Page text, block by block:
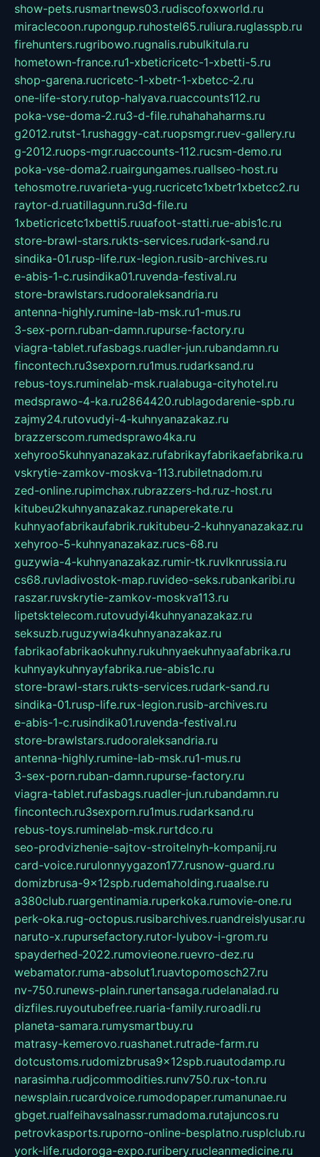
show-pets.rusmartnews03.rudiscofoxworld.ru
miraclecoon.rupongup.ruhostel65.ruliura.ruglasspb.ru
firehunters.rugribowo.rugnalis.rubulkitula.ru
hometown-france.ru1-xbeticricetc-1-xbetti-5.ru
shop-garena.rucricetc-1-xbetr-1-xbetcc-2.ru
one-life-story.rutop-halyava.ruaccounts112.ru
poka-vse-doma-2.ru3-d-file.ruhahahaharms.ru
g2012.rutst-1.rushaggy-cat.ruopsmgr.ruev-gallery.ru
g-2012.ruops-mgr.ruaccounts-112.rucsm-demo.ru
poka-vse-doma2.ruairgungames.ruallseo-host.ru
tehosmotre.ruvarieta-yug.rucricetc1xbetr1xbetcc2.ru
raytor-d.ruatillagunn.ru3d-file.ru
1xbeticricetc1xbetti5.ruuafoot-statti.rue-abis1c.ru
store-brawl-stars.rukts-services.rudark-sand.ru
sindika-01.rusp-life.rux-legion.rusib-archives.ru
e-abis-1-c.rusindika01.ruvenda-festival.ru
store-brawlstars.rudooraleksandria.ru
antenna-highly.rumine-lab-msk.ru1-mus.ru
3-sex-porn.ruban-damn.rupurse-factory.ru
viagra-tablet.rufasbags.ruadler-jun.rubandamn.ru
fincontech.ru3sexporn.ru1mus.rudarksand.ru
rebus-toys.ruminelab-msk.rualabuga-cityhotel.ru
medsprawo-4-ka.ru2864420.rublagodarenie-spb.ru
zajmy24.rutovudyi-4-kuhnyanazakaz.ru
brazzerscom.rumedsprawo4ka.ru
xehyroo5kuhnyanazakaz.rufabrikayfabrikaefabrika.ru
vskrytie-zamkov-moskva-113.rubiletnadom.ru
zed-online.rupimchax.rubrazzers-hd.ruz-host.ru
kitubeu2kuhnyanazakaz.runaperekate.ru
kuhnyaofabrikaufabrik.rukitubeu-2-kuhnyanazakaz.ru
xehyroo-5-kuhnyanazakaz.rucs-68.ru
guzywia-4-kuhnyanazakaz.rumir-tk.ruvlknrussia.ru
cs68.ruvladivostok-map.ruvideo-seks.rubankaribi.ru
raszar.ruvskrytie-zamkov-moskva113.ru
lipetsktelecom.rutovudyi4kuhnyanazakaz.ru
seksuzb.ruguzywia4kuhnyanazakaz.ru
fabrikaofabrikaokuhny.rukuhnyaekuhnyaafabrika.ru
kuhnyaykuhnyayfabrika.rue-abis1c.ru
store-brawl-stars.rukts-services.rudark-sand.ru
sindika-01.rusp-life.rux-legion.rusib-archives.ru
e-abis-1-c.rusindika01.ruvenda-festival.ru
store-brawlstars.rudooraleksandria.ru
antenna-highly.rumine-lab-msk.ru1-mus.ru
3-sex-porn.ruban-damn.rupurse-factory.ru
viagra-tablet.rufasbags.ruadler-jun.rubandamn.ru
fincontech.ru3sexporn.ru1mus.rudarksand.ru
rebus-toys.ruminelab-msk.rurtdco.ru
seo-prodvizhenie-sajtov-stroitelnyh-kompanij.ru
card-voice.rurulonnyygazon177.rusnow-guard.ru
domizbrusa-9x12spb.rudemaholding.ruaalse.ru
a380club.ruargentinamia.ruperkoka.rumovie-one.ru
perk-oka.rug-octopus.rusibarchives.ruandreislyusar.ru
naruto-x.rupursefactory.rutor-lyubov-i-grom.ru
spayderhed-2022.rumovieone.ruevro-dez.ru
webamator.ruma-absolut1.ruavtopomosch27.ru
nv-750.runews-plain.runertansaga.rudelanalad.ru
dizfiles.ruyoutubefree.ruaria-family.ruroadli.ru
planeta-samara.rumysmartbuy.ru
matrasy-kemerovo.ruashanet.rutrade-farm.ru
dotcustoms.rudomizbrusa9x12spb.ruautodamp.ru
narasimha.rudjcommodities.runv750.rux-ton.ru
newsplain.rucardvoice.rumodopaper.rumanunae.ru
gbget.rualfeihavsalnassr.rumadoma.rutajuncos.ru
petrovkasports.ruporno-online-besplatno.rusplclub.ru
york-life.rudoroga-expo.ruribery.rucleanmedicine.ru